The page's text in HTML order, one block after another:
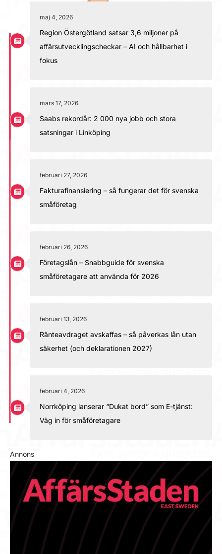
maj 4, 2026
Region Östergötland satsar 3,6 miljoner på
affärsutvecklingscheckar – AI och hållbarhet i
fokus
mars 17, 2026
Saabs rekordår: 2 000 nya jobb och stora
satsningar i Linköping
februari 27, 2026
Fakturafinansiering – så fungerar det för svenska
småföretag
februari 26, 2026
Företagslån – Snabbguide för svenska
småföretagare att använda för 2026
februari 13, 2026
Ränteavdraget avskaffas – så påverkas lån utan
säkerhet (och deklarationen 2027)
februari 4, 2026
Norrköping lanserar “Dukat bord” som E-tjänst:
Väg in för småföretagare
Annons